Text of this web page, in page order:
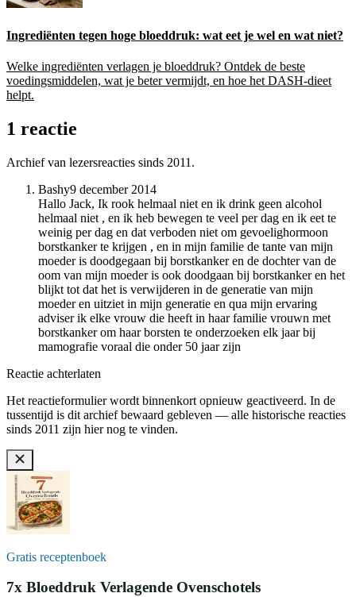
Ingrediënten tegen hoge bloeddruk: wat eet je wel en wat niet?
Welke ingrediënten verlagen je bloeddruk? Ontdek de beste
voedingsmiddelen, wat je beter vermijdt, en hoe het DASH-dieet
helpt.
1 reactie
Archief van lezersreacties sinds 2011.
Bashy9 december 2014
Hallo Jack, Ik rook helmaal niet en ik drink geen alcohol
helmaal niet , en ik heb bewegen te veel per dag en ik eet te
weinig per dag en dat verboden niet om gevoelighormoon
borstkanker te krijgen , en in mijn familie de tante van mijn
moeder is doodgegaan bij borstkanker en de dochter van de
oom van mijn moeder is ook doodgaan bij borstkanker en het
blijkt tot dat het is verwijderen in de generatie van mijn
moeder en uitziet in mijn generatie en qua mijn ervaring
adviser ik elke vrouw die heeft in haar familie vrouwn met
borstkanker om haar borsten te onderzoeken elk jaar bij
mamografie voraal die onder 50 jaar zijn
Reactie achterlaten
Het reactieformulier wordt binnenkort opnieuw geactiveerd. In de
tussentijd is dit archief bewaard gebleven — alle historische reacties
sinds 2011 zijn hier nog te vinden.
Gratis receptenboek
7x Bloeddruk Verlagende Ovenschotels